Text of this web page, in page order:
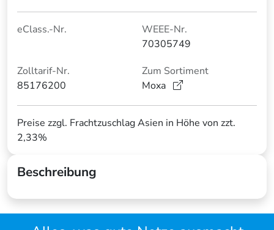
eClass.-Nr.
WEEE-Nr.
70305749
Zolltarif-Nr.
85176200
Zum Sortiment
Moxa
Preise zzgl. Frachtzuschlag Asien in Höhe von zzt.
2,33%
Beschreibung